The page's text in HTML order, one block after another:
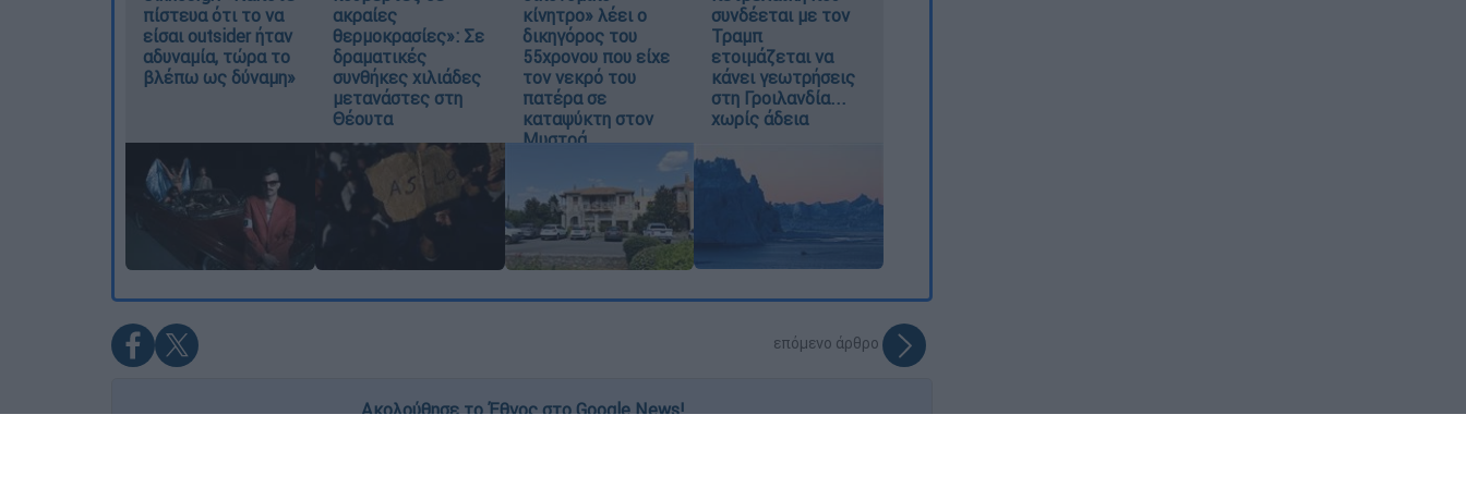
πίστευα ότι το να
είσαι outsider ήταν
αδυναμία, τώρα το
βλέπω ως δύναμη»
ακραίες
θερμοκρασίες»: Σε
δραματικές
συνθήκες χιλιάδες
μετανάστες στη
Θέουτα
κίνητρο» λέει ο
δικηγόρος του
55χρονου που είχε
τον νεκρό του
πατέρα σε
καταψύκτη στον
Μυστρά
συνδέεται με τον
Τραμπ
ετοιμάζεται να
κάνει γεωτρήσεις
στη Γροιλανδία...
χωρίς άδεια
επόμενο άρθρο
Ακολούθησε το Έθνος στο Google News!